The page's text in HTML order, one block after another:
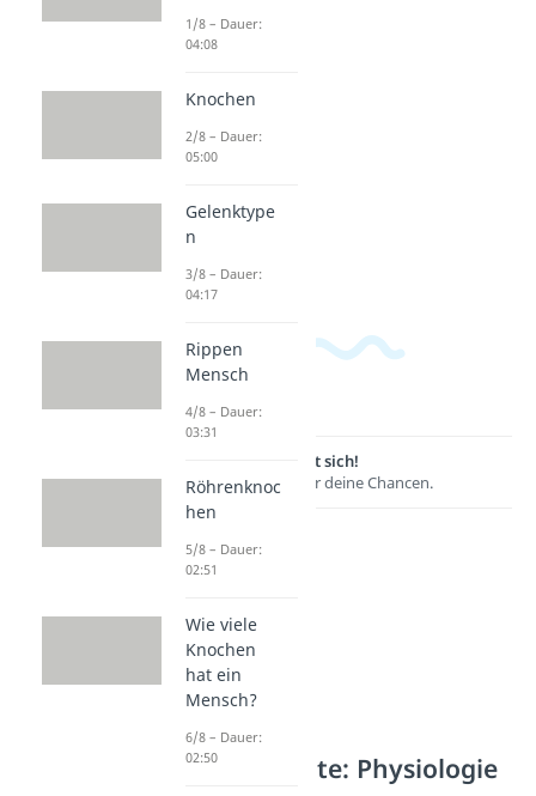
Lernen lohnt sich!
Entdecke hier deine Chancen.
Weitere Inhalte: Physiologie
1/8 – Dauer:
04:08
Knochen
2/8 – Dauer:
05:00
Gelenktype
n
3/8 – Dauer:
04:17
Rippen
Mensch
4/8 – Dauer:
03:31
Röhrenknoc
hen
5/8 – Dauer:
02:51
Wie viele
Knochen
hat ein
Mensch?
6/8 – Dauer:
02:50